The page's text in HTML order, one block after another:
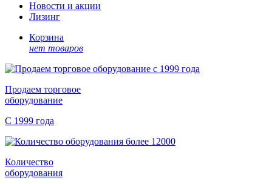
Новости и акции
Лизинг
Корзина
нет товаров
Продаем торговое
оборудование
С 1999 года
Количество
оборудования